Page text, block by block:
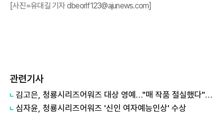
[사진=유대길 기자 dbeorlf123@ajunews.com]
관련기사
김고은, 청룡시리즈어워즈 대상 영예…"매 작품 절실했다" 눈물
심자윤, 청룡시리즈어워즈 '신인 여자예능인상' 수상